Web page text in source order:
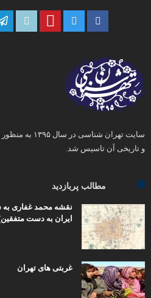
سایت تهران
و تاریخی آن تاسیس شد.
مطالب پربازدید
ایران به دست
غربتی های تهران